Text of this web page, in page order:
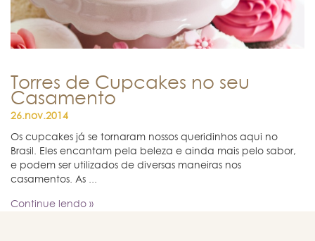
Torres de Cupcakes no seu
Casamento
26.nov.2014
Os cupcakes já se tornaram nossos queridinhos aqui no
Brasil. Eles encantam pela beleza e ainda mais pelo sabor,
e podem ser utilizados de diversas maneiras nos
casamentos. As ...
Continue lendo »